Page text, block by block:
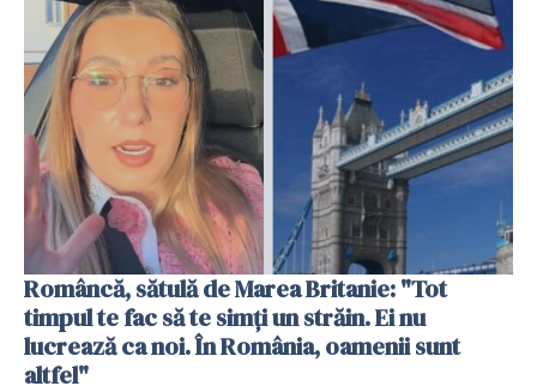
Româncă, sătulă de Marea Britanie: "Tot
timpul te fac să te simți un străin. Ei nu
lucrează ca noi. În România, oamenii sunt
altfel"